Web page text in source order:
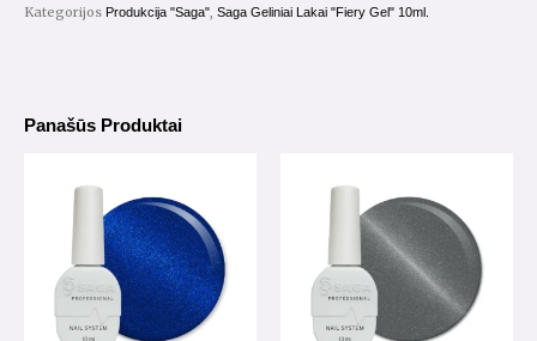
"Fiery
Kategorijos Produkcija "Saga", Saga Geliniai Lakai "Fiery Gel" 10ml.
Panašūs Produktai